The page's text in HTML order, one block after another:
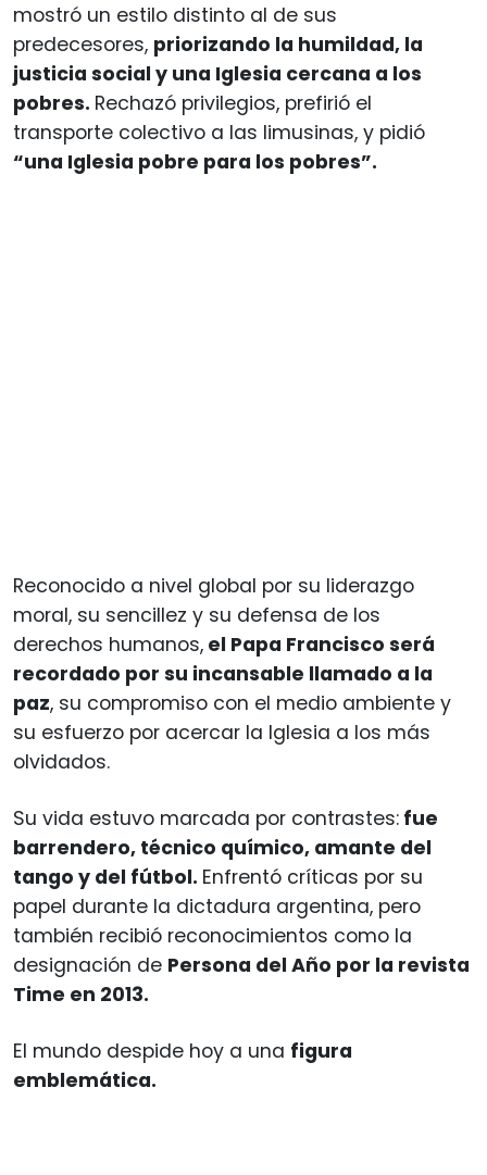
mostró un estilo distinto al de sus
predecesores, priorizando la humildad, la
justicia social y una Iglesia cercana a los
pobres. Rechazó privilegios, prefirió el
transporte colectivo a las limusinas, y pidió
“una Iglesia pobre para los pobres”.
Reconocido a nivel global por su liderazgo
moral, su sencillez y su defensa de los
derechos humanos, el Papa Francisco será
recordado por su incansable llamado a la
paz, su compromiso con el medio ambiente y
su esfuerzo por acercar la Iglesia a los más
olvidados.
Su vida estuvo marcada por contrastes: fue
barrendero, técnico químico, amante del
tango y del fútbol. Enfrentó críticas por su
papel durante la dictadura argentina, pero
también recibió reconocimientos como la
designación de Persona del Año por la revista
Time en 2013.
El mundo despide hoy a una figura
emblemática.